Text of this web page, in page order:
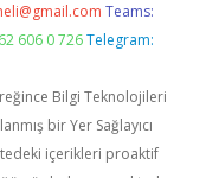
Teams:
606 0 726 Telegram:
Bilgi Teknolojileri
bir Yer Sağlayıcı
içerikleri proaktif